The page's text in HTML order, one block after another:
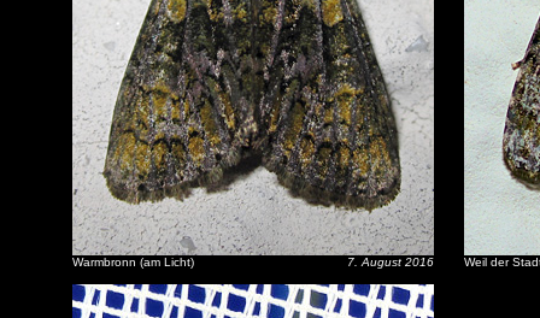
Warmbronn (am Licht) 7. August 2016 Weil der